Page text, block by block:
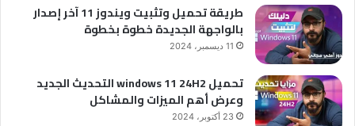
طريقة تحميل وتثبيت ويندوز 11 آخر إصدار
بالواجهة الجديدة خطوة بخطوة
11 ديسمبر، 2024
تحميل windows 11 24H2 التحديث الجديد
وعرض أهم الميزات والمشاكل
23 أكتوبر، 2024